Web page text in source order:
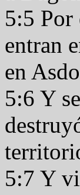
5:5 Por
entran
en
5:6 Y
5:7 Y